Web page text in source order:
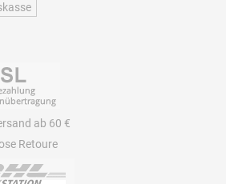
ab 60 €
Retoure